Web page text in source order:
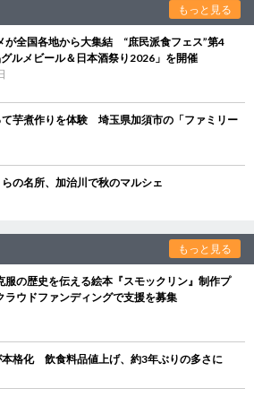
もっと見る
が全国各地から大集結 “庶民派食フェス”第4
ルメビール＆日本酒祭り2026」を開催
芋煮作りを体験 埼玉県加須市の「ファミリー
の名所、加治川で秋のマルシェ
もっと見る
服の歴史を伝える絵本『スモックリン』制作プ
ウドファンディングで支援を募集
本格化 飲食料品値上げ、約3年ぶりの多さに